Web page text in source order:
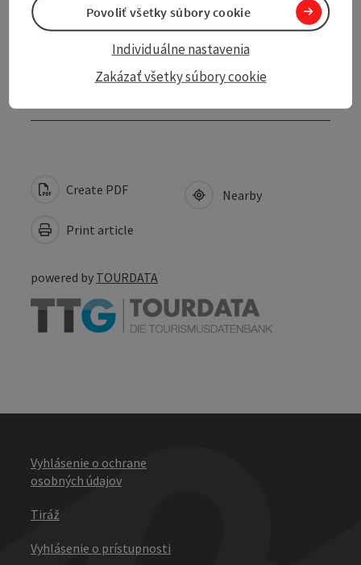
Accessibility
Create PDF
Print article
Nearby
powered by TOURDATA
Vyhlásenie o ochrane
osobných údajov
Tiráž
Vyhlásenie o prístupnosti
Zakázať všetky súbory cookie
Individuálne nastavenia
Povoliť všetky súbory cookie